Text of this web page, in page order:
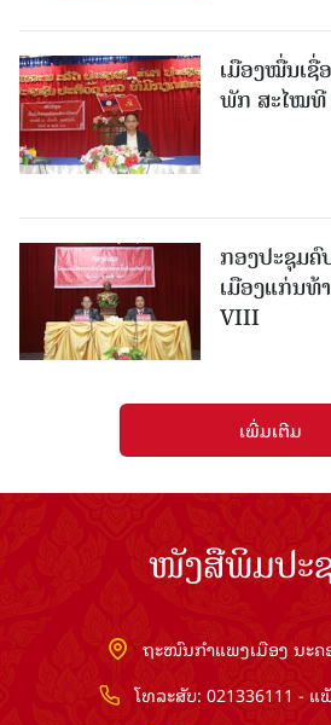
ເມືອງ​ໝື່ນເຊື່
ພັກ ສະໄໝ
ກອງປະຊຸມຄົ
ເມືອງແກ່ນ​ທ້
VIII
ເພີ່ມເຕີມ
ໜັງສືພິມປະ
ຖະໜົນກຳແພງເມືອງ ນະຄ
ໂທລະສັບ: 021336111 - ແ